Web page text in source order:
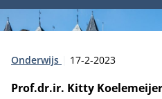
Type:
Onderwijs Publicatiedatum:
17-2-2023
Prof.dr.ir. Kitty Koelemeijer